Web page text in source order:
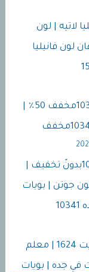
لاتيه | لون
| دهان لون فانيليا
دهانات لايمستون 10341مخفف 50٪ |
دهان لايمستون 10341بدونً تخفيف |
جوتن | بويات
دهان جوتن سكاي لايت 1624 | معلم
في جده | بويات